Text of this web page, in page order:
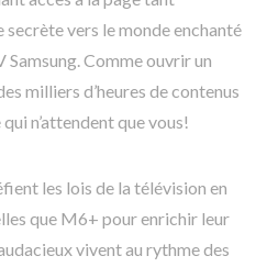
vers le monde enchanté
Comme ouvrir un
milliers d’heures de contenus
n’attendent que vous!
les lois de la télévision en
que M6+ pour enrichir leur
vivent au rythme des